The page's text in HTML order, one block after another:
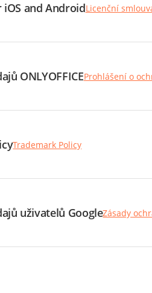
iOS and AndroidLicenční
ONLYOFFICEProhlášení o
Trademark Policy
uživatelů GoogleZásady